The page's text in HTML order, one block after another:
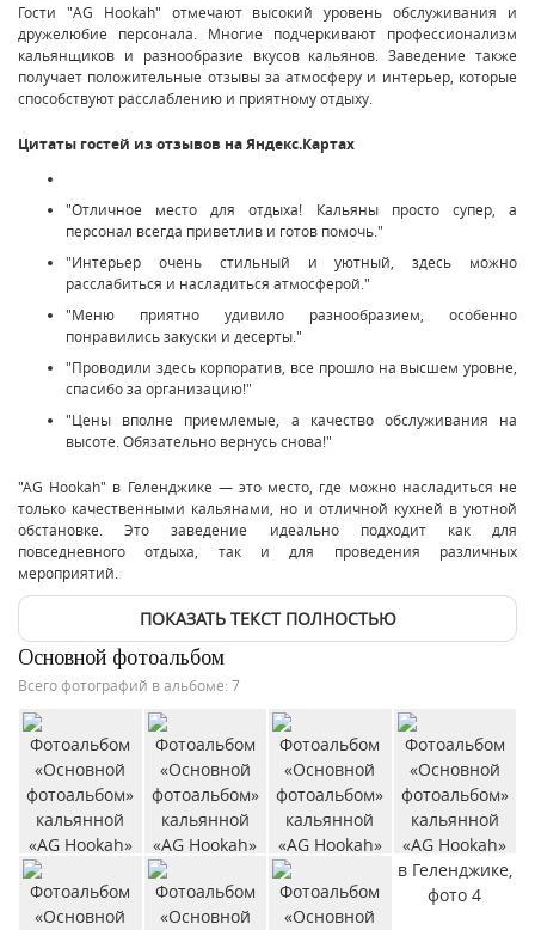
Гости "AG Hookah" отмечают высокий уровень обслуживания и
дружелюбие персонала. Многие подчеркивают профессионализм
кальянщиков и разнообразие вкусов кальянов. Заведение также
получает положительные отзывы за атмосферу и интерьер, которые
способствуют расслаблению и приятному отдыху.
Цитаты гостей из отзывов на Яндекс.Картах
"Отличное место для отдыха! Кальяны просто супер, а
персонал всегда приветлив и готов помочь."
"Интерьер очень стильный и уютный, здесь можно
расслабиться и насладиться атмосферой."
"Меню приятно удивило разнообразием, особенно
понравились закуски и десерты."
"Проводили здесь корпоратив, все прошло на высшем уровне,
спасибо за организацию!"
"Цены вполне приемлемые, а качество обслуживания на
высоте. Обязательно вернусь снова!"
"AG Hookah" в Геленджике — это место, где можно насладиться не
только качественными кальянами, но и отличной кухней в уютной
обстановке. Это заведение идеально подходит как для
повседневного отдыха, так и для проведения различных
мероприятий.
ПОКАЗАТЬ ТЕКСТ ПОЛНОСТЬЮ
Основной фотоальбом
Всего фотографий в альбоме: 7